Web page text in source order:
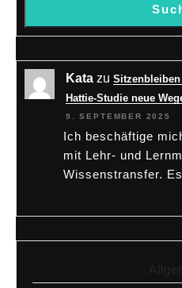
Kata zu
Hattie-Studie neue
9. SEPTEMBER 2025
Ich beschäftige
mit Lehr- und
Wissenstransfer.